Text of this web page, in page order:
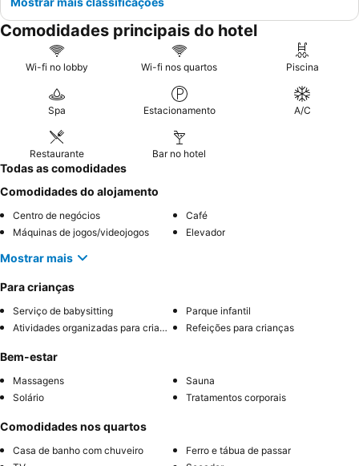
Comodidades principais do hotel
Wi-fi no lobby Wi-fi nos quartos Piscina
Spa Estacionamento A/C
Restaurante Bar no hotel
Todas as comodidades
Comodidades do alojamento
Centro de negócios
Café
Máquinas de jogos/videojogos
Elevador
Mostrar mais
Para crianças
Serviço de babysitting
Parque infantil
Atividades organizadas para crianças
Refeições para crianças
Bem-estar
Massagens
Sauna
Solário
Tratamentos corporais
Comodidades nos quartos
Casa de banho com chuveiro
Ferro e tábua de passar